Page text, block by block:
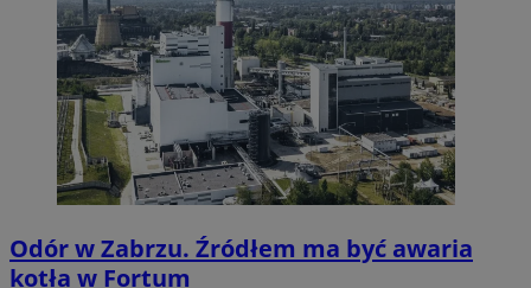
Odór w Zabrzu. Źródłem ma być awaria
kotła w Fortum